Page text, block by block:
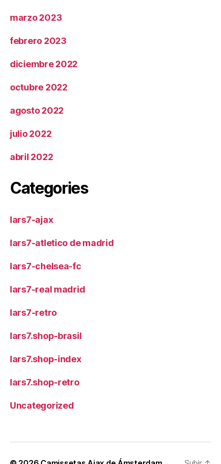
marzo 2023
febrero 2023
diciembre 2022
octubre 2022
agosto 2022
julio 2022
abril 2022
Categories
lars7-ajax
lars7-atletico de madrid
lars7-chelsea-fc
lars7-real madrid
lars7-retro
lars7.shop-brasil
lars7.shop-index
lars7.shop-retro
Uncategorized